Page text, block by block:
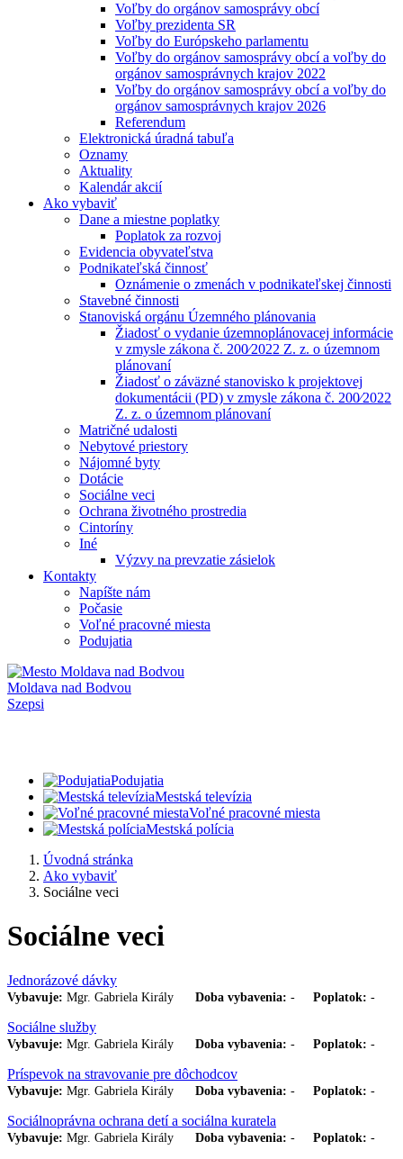
Voľby do orgánov samosprávy obcí
Voľby prezidenta SR
Voľby do Európskeho parlamentu
Voľby do orgánov samosprávy obcí a voľby do
orgánov samosprávnych krajov 2022
Voľby do orgánov samosprávy obcí a voľby do
orgánov samosprávnych krajov 2026
Referendum
Elektronická úradná tabuľa
Oznamy
Aktuality
Kalendár akcií
Ako vybaviť
Dane a miestne poplatky
Poplatok za rozvoj
Evidencia obyvateľstva
Podnikateľská činnosť
Oznámenie o zmenách v podnikateľskej činnosti
Stavebné činnosti
Stanoviská orgánu Územného plánovania
Žiadosť o vydanie územnoplánovacej informácie
v zmysle zákona č. 200⁄2022 Z. z. o územnom
plánovaní
Žiadosť o záväzné stanovisko k projektovej
dokumentácii (PD) v zmysle zákona č. 200⁄2022
Z. z. o územnom plánovaní
Matričné udalosti
Nebytové priestory
Nájomné byty
Dotácie
Sociálne veci
Ochrana životného prostredia
Cintoríny
Iné
Výzvy na prevzatie zásielok
Kontakty
Napíšte nám
Počasie
Voľné pracovné miesta
Podujatia
Moldava nad Bodvou
Szepsi
Podujatia
Mestská televízia
Voľné pracovné miesta
Mestská polícia
Úvodná stránka
Ako vybaviť
Sociálne veci
Sociálne veci
Jednorázové dávky
Vybavuje: Mgr. Gabriela Király Doba vybavenia: - Poplatok: -
Sociálne služby
Vybavuje: Mgr. Gabriela Király Doba vybavenia: - Poplatok: -
Príspevok na stravovanie pre dôchodcov
Vybavuje: Mgr. Gabriela Király Doba vybavenia: - Poplatok: -
Sociálnoprávna ochrana detí a sociálna kuratela
Vybavuje: Mgr. Gabriela Király Doba vybavenia: - Poplatok: -